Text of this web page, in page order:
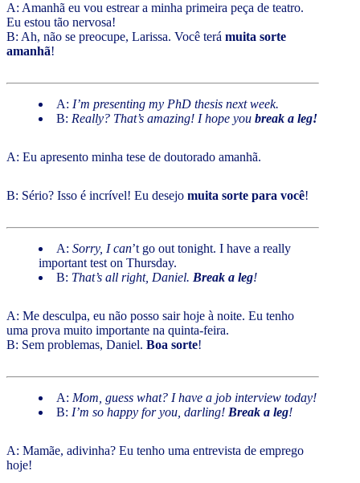
A: Amanhã eu vou estrear a minha primeira peça de teatro.
Eu estou tão nervosa!
B: Ah, não se preocupe, Larissa. Você terá muita sorte
amanhã!
A: I’m presenting my PhD thesis next week.
B: Really? That’s amazing! I hope you break a leg!
A: Eu apresento minha tese de doutorado amanhã.
B: Sério? Isso é incrível! Eu desejo muita sorte para você!
A: Sorry, I can’t go out tonight. I have a really
important test on Thursday.
B: That’s all right, Daniel. Break a leg!
A: Me desculpa, eu não posso sair hoje à noite. Eu tenho
uma prova muito importante na quinta-feira.
B: Sem problemas, Daniel. Boa sorte!
A: Mom, guess what? I have a job interview today!
B: I’m so happy for you, darling! Break a leg!
A: Mamãe, adivinha? Eu tenho uma entrevista de emprego
hoje!